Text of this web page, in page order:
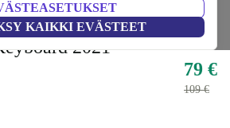
KAIKKI EVÄSTEET
Apple-lisävarusteet
2021
79 €
109 €